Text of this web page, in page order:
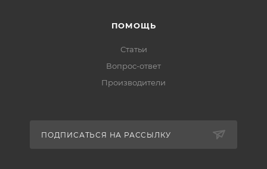
ПОМОЩЬ
Статьи
Вопрос-ответ
Производители
ПОДПИСАТЬСЯ НА РАССЫЛКУ